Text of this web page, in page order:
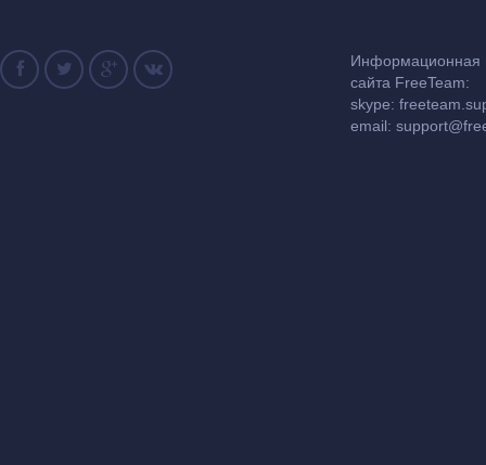
Информационная
сайта FreeTeam:
skype:
email: